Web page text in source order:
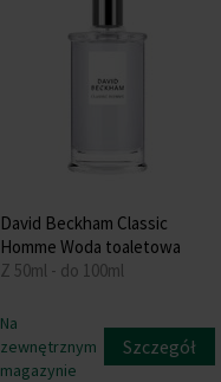
David Beckham Classic
Homme Woda toaletowa
Z 50ml - do 100ml
Na
zewnętrznym
magazynie
Szczegół